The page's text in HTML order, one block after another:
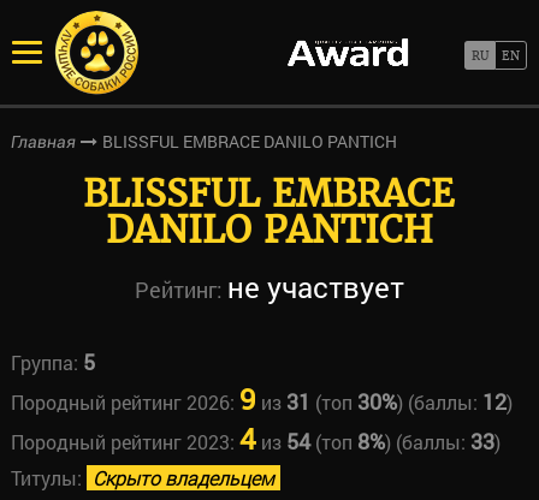
Главная BLISSFUL EMBRACE DANILO PANTICH
BLISSFUL EMBRACE
DANILO PANTICH
Рейтинг: не участвует
Группа: 5
Породный рейтинг 2026: 9 из 31 (топ 30%) (баллы: 12)
Породный рейтинг 2023: 4из 54(топ 8%) (баллы: 33)
Титулы: Скрыто владельцем